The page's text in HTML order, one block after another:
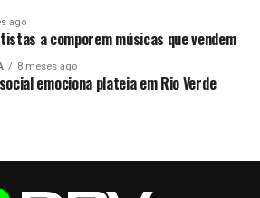
ago
a comporem músicas que vendem
8 meses ago
emociona plateia em Rio Verde